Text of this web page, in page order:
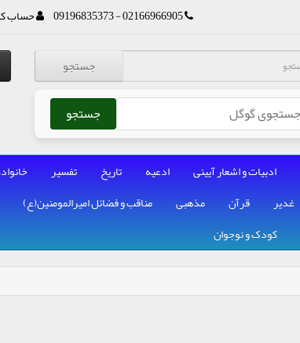
02166966905 - 09196835373 حساب
جستجو
جستجو
ادبیات و اشعار آیینی ادعیه تاریخ تفسیر
غدیر قرآن مذهبی مناقب و فضائل امیرالمومنین(ع)
کودک و نوجوان